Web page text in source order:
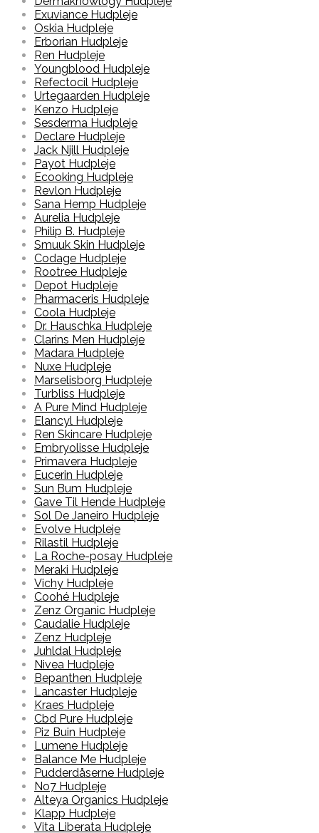
Exuviance Hudpleje
Oskia Hudpleje
Erborian Hudpleje
Ren Hudpleje
Youngblood Hudpleje
Refectocil Hudpleje
Urtegaarden Hudpleje
Kenzo Hudpleje
Sesderma Hudpleje
Declare Hudpleje
Jack Njill Hudpleje
Payot Hudpleje
Ecooking Hudpleje
Revlon Hudpleje
Sana Hemp Hudpleje
Aurelia Hudpleje
Philip B. Hudpleje
Smuuk Skin Hudpleje
Codage Hudpleje
Rootree Hudpleje
Depot Hudpleje
Pharmaceris Hudpleje
Coola Hudpleje
Dr. Hauschka Hudpleje
Clarins Men Hudpleje
Madara Hudpleje
Nuxe Hudpleje
Marselisborg Hudpleje
Turbliss Hudpleje
A Pure Mind Hudpleje
Elancyl Hudpleje
Ren Skincare Hudpleje
Embryolisse Hudpleje
Primavera Hudpleje
Eucerin Hudpleje
Sun Bum Hudpleje
Gave Til Hende Hudpleje
Sol De Janeiro Hudpleje
Evolve Hudpleje
Rilastil Hudpleje
La Roche-posay Hudpleje
Meraki Hudpleje
Vichy Hudpleje
Coohé Hudpleje
Zenz Organic Hudpleje
Caudalie Hudpleje
Zenz Hudpleje
Juhldal Hudpleje
Nivea Hudpleje
Bepanthen Hudpleje
Lancaster Hudpleje
Kraes Hudpleje
Cbd Pure Hudpleje
Piz Buin Hudpleje
Lumene Hudpleje
Balance Me Hudpleje
Pudderdåserne Hudpleje
No7 Hudpleje
Alteya Organics Hudpleje
Klapp Hudpleje
Vita Liberata Hudpleje